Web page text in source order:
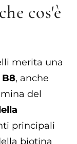
cos'è
merita una
, anche
del
principali
biotina